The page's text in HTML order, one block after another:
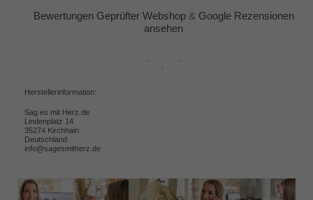
Bewertungen Geprüfter Webshop& Google Rezensionen
ansehen
Herstellerinformation:
Sag es mit Herz.de
Lindenplatz 14
35274 Kirchhain
Deutschland
info@sagesmitherz.de